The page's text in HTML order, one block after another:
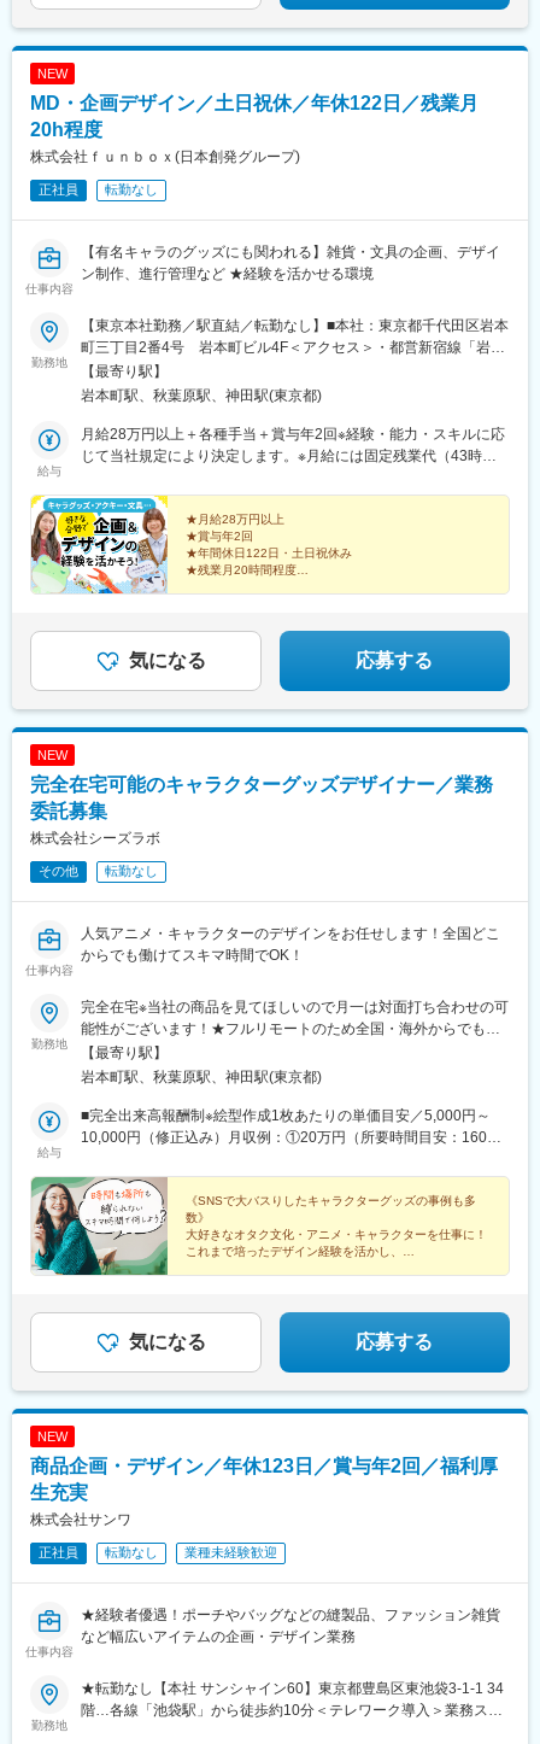
NEW
MD・企画デザイン／土日祝休／年休122日／残業月
20h程度
株式会社ｆｕｎｂｏｘ(日本創発グループ)
正社員 転勤なし
仕事内容
【有名キャラのグッズにも関われる】雑貨・文具の企画、デザイ
ン制作、進行管理など ★経験を活かせる環境
勤務地
【東京本社勤務／駅直結／転勤なし】■本社：東京都千代田区岩本
町三丁目2番4号 岩本町ビル4F＜アクセス＞・都営新宿線「岩本
町駅」直結・各線「秋葉原駅」徒歩8分※受動喫煙対策あり（オフ
ィス内禁煙）
【最寄り駅】
岩本町駅、秋葉原駅、神田駅(東京都)
給与
月給28万円以上＋各種手当＋賞与年2回※経験・能力・スキルに応
じて当社規定により決定します。※月給には固定残業代（43時間
に関わらず支給し、超過分は追加で支給します。
★月給28万円以上
★賞与年2回
★年間休日122日・土日祝休み
★残業月20時間程度
あなたの経験と「好き」な気持ちを存分に活かせる環境
です！
気になる 応募する
NEW
完全在宅可能のキャラクターグッズデザイナー／業務
委託募集
株式会社シーズラボ
その他 転勤なし
仕事内容
人気アニメ・キャラクターのデザインをお任せします！全国どこ
からでも働けてスキマ時間でOK！
勤務地
完全在宅※当社の商品を見てほしいので月一は対面打ち合わせの可
能性がございます！★フルリモートのため全国・海外からでも
OK★出社・転勤一切なし！本社住所東京都千代田区神田須田町2‐
7‐1 BIZCORE神田須田町10F《交通》◎都営新宿線「岩本町駅」
日比谷線「秋葉原駅」より徒歩4分◎東京メトロ銀座線「神田駅」
3番出口より徒歩5分
【最寄り駅】
岩本町駅、秋葉原駅、神田駅(東京都)
給与
■完全出来高報酬制※絵型作成1枚あたりの単価目安／5,000円～
10,000円（修正込み）月収例：①20万円（所要時間目安：160時
安：40時間）
《SNSで大バスりしたキャラクターグッズの事例も多
数》
大好きなオタク文化・アニメ・キャラクターを仕事に！
これまで培ったデザイン経験を活かし、
気になる 応募する
NEW
商品企画・デザイン／年休123日／賞与年2回／福利厚
生充実
株式会社サンワ
正社員 転勤なし 業種未経験歓迎
仕事内容
★経験者優遇！ポーチやバッグなどの縫製品、ファッション雑貨
など幅広いアイテムの企画・デザイン業務
勤務地
★転勤なし【本社 サンシャイン60】東京都豊島区東池袋3-1-1 34
階…各線「池袋駅」から徒歩約10分＜テレワーク導入＞業務スキ